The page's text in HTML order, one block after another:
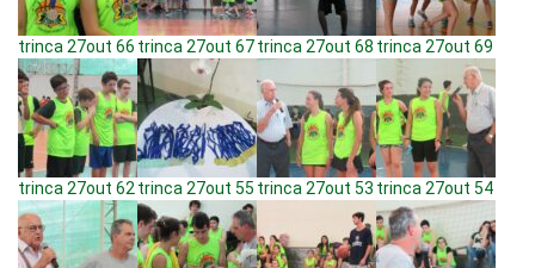
trinca 27out 66 trinca 27out 67trinca 27out 68 trinca 27out 69
trinca 27out 62 trinca 27out 55 trinca 27out 53 trinca 27out 54